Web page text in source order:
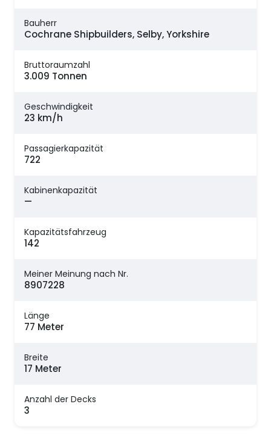
Bauherr
Cochrane Shipbuilders, Selby, Yorkshire
Bruttoraumzahl
3.009 Tonnen
Geschwindigkeit
23 km/h
Passagierkapazität
722
Kabinenkapazität
—
Kapazitätsfahrzeug
142
Meiner Meinung nach Nr.
8907228
Länge
77 Meter
Breite
17 Meter
Anzahl der Decks
3